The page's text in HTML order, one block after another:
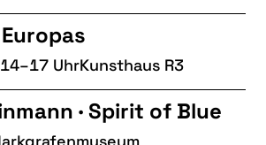
UhrKunsthaus R3
· Spirit of Blue